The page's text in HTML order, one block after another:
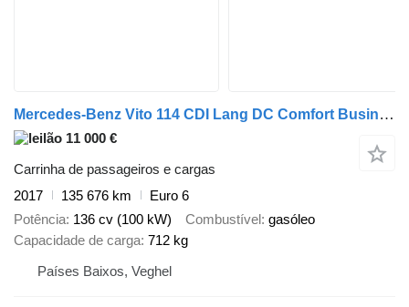
Mercedes-Benz Vito 114 CDI Lang DC Comfort Business Ambition
11 000 €
Carrinha de passageiros e cargas
2017
135 676 km
Euro 6
Potência 136 cv (100 kW) Combustível
gasóleo
Capacidade de carga 712 kg
Países Baixos, Veghel